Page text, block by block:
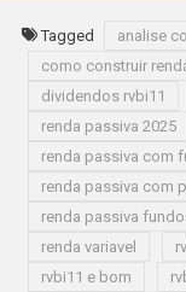
Tagged
analise
como construir
dividendos rvbi11
renda passiva 2025
renda passiva com
renda passiva com
renda passiva
renda variavel
rvbi11 e bom